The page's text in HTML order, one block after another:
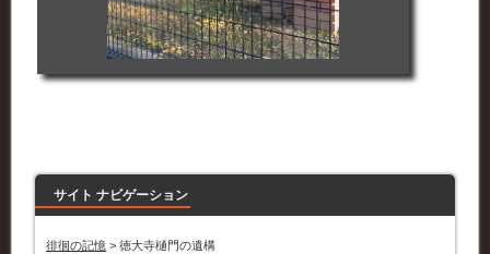
サイト ナビゲーション
徘徊の記憶 > 徳大寺樋門の遺構